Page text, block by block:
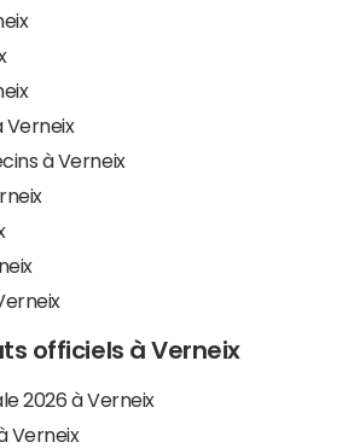
Verneix
à Verneix
officiels à Verneix
2026 à Verneix
Verneix